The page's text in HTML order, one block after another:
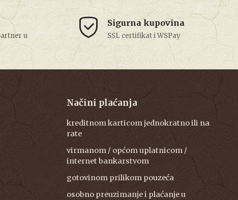
u
Sigurna kupovina
SSL certifikat i WSPay
Načini plaćanja
kreditnom karticom jednokratno ili na
rate
virmanom / općom uplatnicom /
internet bankarstvom
gotovinom prilikom pouzeća
osobno preuzimanje i plaćanje u